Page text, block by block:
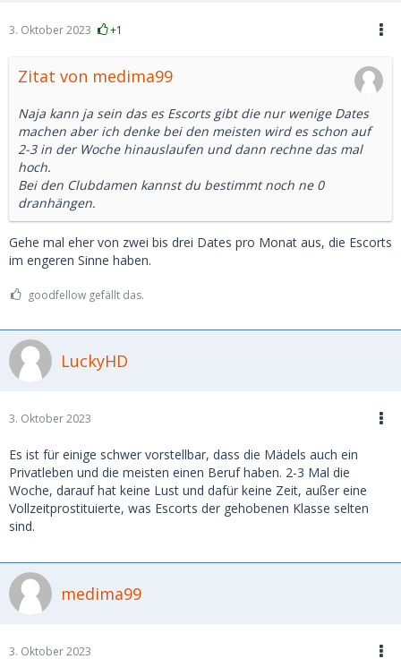
3. Oktober 2023 +1
Zitat von medima99
Naja kann ja sein das es Escorts gibt die nur wenige Dates
machen aber ich denke bei den meisten wird es schon auf
2-3 in der Woche hinauslaufen und dann rechne das mal
hoch.
Bei den Clubdamen kannst du bestimmt noch ne 0
dranhängen.
Gehe mal eher von zwei bis drei Dates pro Monat aus, die Escorts
im engeren Sinne haben.
goodfellow gefällt das.
LuckyHD
3. Oktober 2023
Es ist für einige schwer vorstellbar, dass die Mädels auch ein
Privatleben und die meisten einen Beruf haben. 2-3 Mal die
Woche, darauf hat keine Lust und dafür keine Zeit, außer eine
Vollzeitprostituierte, was Escorts der gehobenen Klasse selten
sind.
medima99
3. Oktober 2023